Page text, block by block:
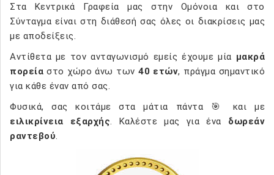
Στα Κεντρικά Γραφεία μας στην Ομόνοια και στο
Σύνταγμα είναι στη διάθεσή σας όλες οι διακρίσεις μας
με αποδείξεις.
Αντίθετα με τον ανταγωνισμό εμείς έχουμε μία μακρά
πορεία στο χώρο άνω των40 ετών, πράγμα σημαντικό
για κάθε έναν από σας.
Φυσικά, σας κοιτάμε στα μάτια πάντα 🎯 και με
ειλικρίνεια εξαρχής. Καλέστε μας για ένα δωρεάν
ραντεβού.